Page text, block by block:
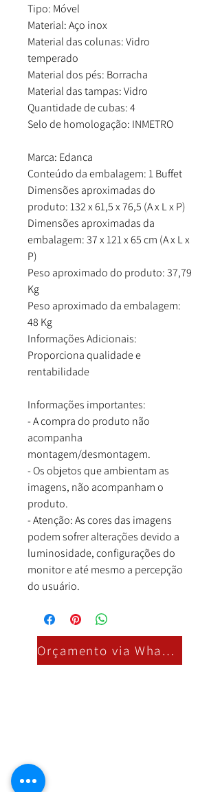
Tipo: Móvel
Material: Aço inox
Material das colunas: Vidro
temperado
Material dos pés: Borracha
Material das tampas: Vidro
Quantidade de cubas: 4
Selo de homologação: INMETRO
Marca: Edanca
Conteúdo da embalagem: 1 Buffet
Dimensões aproximadas do
produto: 132 x 61,5 x 76,5 (A x L x P)
Dimensões aproximadas da
embalagem: 37 x 121 x 65 cm (A x L x
P)
Peso aproximado do produto: 37,79
Kg
Peso aproximado da embalagem:
48 Kg
Informações Adicionais:
Proporciona qualidade e
rentabilidade
Informações importantes:
- A compra do produto não
acompanha
montagem/desmontagem.
- Os objetos que ambientam as
imagens, não acompanham o
produto.
- Atenção: As cores das imagens
podem sofrer alterações devido a
luminosidade, configurações do
monitor e até mesmo a percepção
do usuário.
Orçamento via Whatsapp